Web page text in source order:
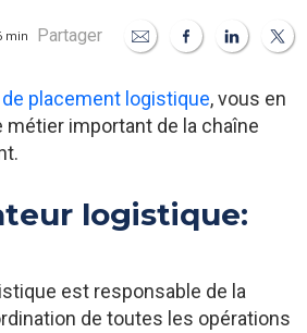
min Partager
placement logistique, vous en
métier important de la chaîne
logistique:
est responsable de la
de toutes les opérations